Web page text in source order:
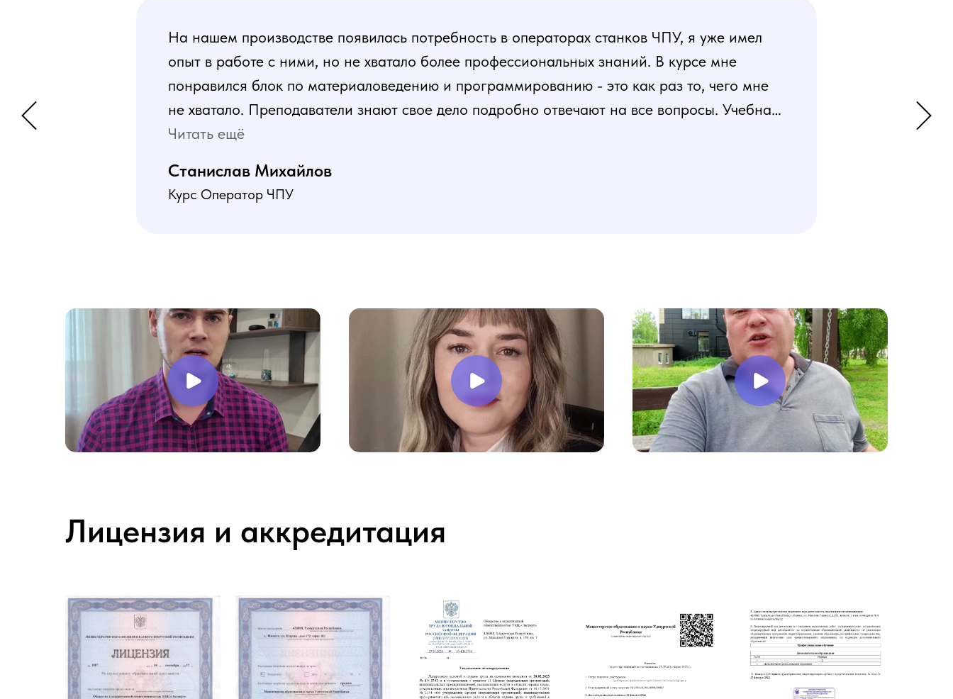
На нашем производстве появилась потребность в операторах станков ЧПУ, я уже имел
опыт в работе с ними, но не хватало более профессиональных знаний. В курсе мне
понравился блок по материаловедению и программированию - это как раз то, чего мне
не хватало. Преподаватели знают свое дело подробно отвечают на все вопросы. Учебная
программа пошаговая и постепенная, это очень облегчает процесс усвоения материала.
Читать ещё
Станислав Михайлов
Курс Оператор ЧПУ
Лицензия и аккредитация